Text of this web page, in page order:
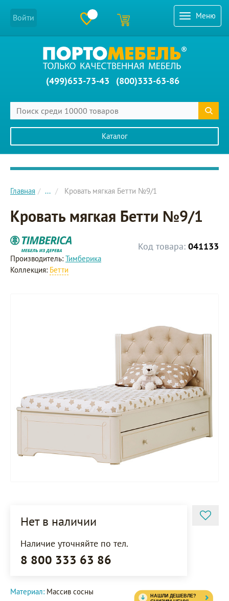
Меню
Войти
(499)653-73-43 (800)333-63-86
Каталог
Главное меню сайта
Главная ... Кровать мягкая Бетти №9/1
Кровать мягкая Бетти №9/1
Код товара: 041133
Производитель: Тимберика
Коллекция: Бетти
Нет в наличии
Наличие уточняйте по тел.
8 800 333 63 86
Материал: Массив сосны